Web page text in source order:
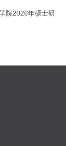
院2026年硕士研